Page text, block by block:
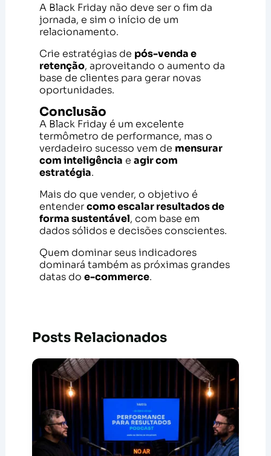
A Black Friday não deve ser o fim da
jornada, e sim o início de um
relacionamento.
Crie estratégias de pós-venda e
retenção, aproveitando o aumento da
base de clientes para gerar novas
oportunidades.
Conclusão
A Black Friday é um excelente
termômetro de performance, mas o
verdadeiro sucesso vem de mensurar
com inteligência e agir com
estratégia.
Mais do que vender, o objetivo é
entendercomo escalar resultados de
forma sustentável, com base em
dados sólidos e decisões conscientes.
Quem dominar seus indicadores
dominará também as próximas grandes
datas do e-commerce.
Posts Relacionados